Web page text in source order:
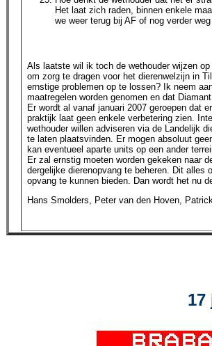
Het laat zich raden, binnen enkele
we weer terug bij AF of nog verder
Als laatste wil ik toch de wethouder wijzen
om zorg te dragen voor het dierenwelzijn in
ernstige problemen op te lossen? Ik neem
maatregelen worden genomen en dat
Er wordt al vanaf januari 2007 geroepen dat
praktijk laat geen enkele verbetering zien.
wethouder willen adviseren via de Landelijk
te laten plaatsvinden. Er mogen absoluut
kan eventueel aparte units op een ander
Er zal ernstig moeten worden gekeken naar
dergelijke dierenopvang te beheren. Dit alles
opvang te kunnen bieden. Dan wordt het nu
Hans Smolders, Peter van den Hoven,
17